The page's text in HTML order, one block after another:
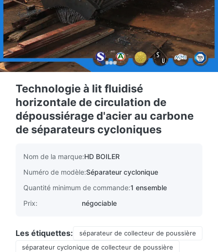
Technologie à lit fluidisé
horizontale de circulation de
dépoussiérage d'acier au carbone
de séparateurs cycloniques
Nom de la marque:HD BOILER
Numéro de modèle:Séparateur cyclonique
Quantité minimum de commande:1 ensemble
Prix:
négociable
Les étiquettes:
séparateur de collecteur de poussière
séparateur cyclonique de collecteur de poussière